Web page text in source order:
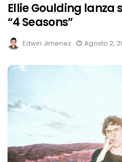
Ellie Goulding lanza
“4 Seasons”
Edwin Jimenez Agosto 2,